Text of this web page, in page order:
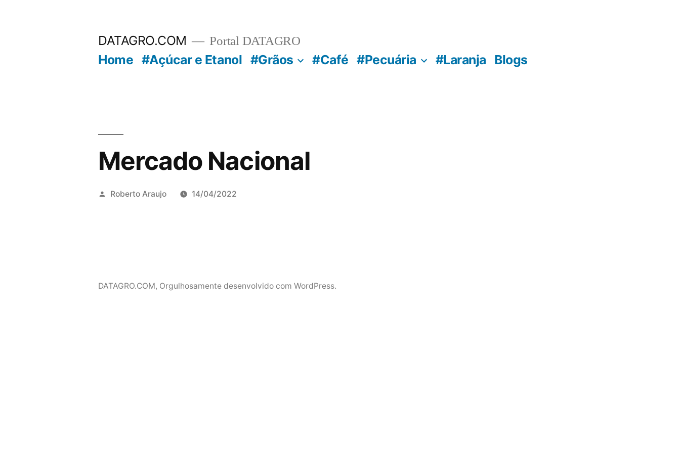
DATAGRO.COM Portal DATAGRO
Home #Açúcar e Etanol #Grãos #Café #Pecuária #Laranja Blogs
Mercado Nacional
Publicado
Roberto Araujo 14/04/2022
DATAGRO.COM, Orgulhosamente desenvolvido com WordPress.